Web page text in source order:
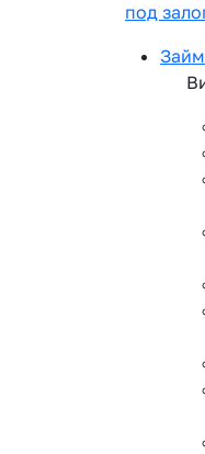
под